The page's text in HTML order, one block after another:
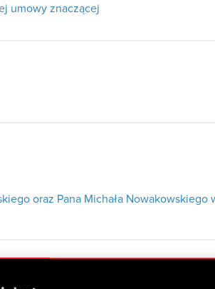
umowy znaczącej
oraz Pana Michała Nowakowskiego